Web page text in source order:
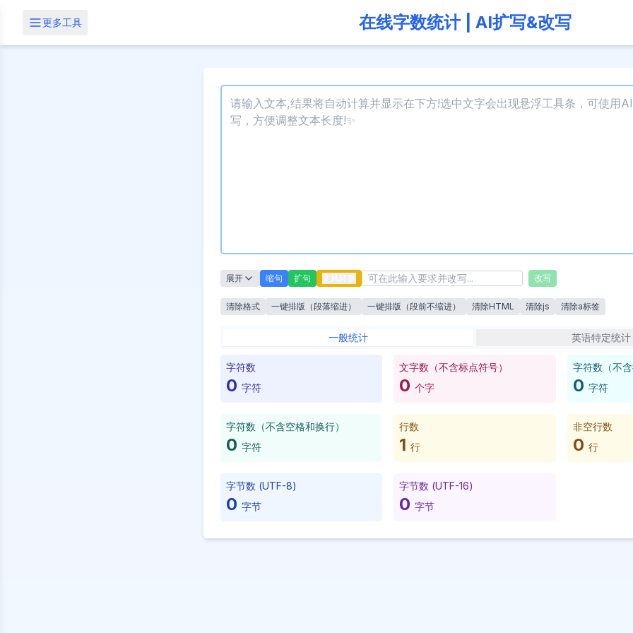
更多工具 在线字数统计 | AI扩写&改写
展开 缩句 扩句 改写
清除格式 一键排版（段落缩进） 一键排版（段前不缩进） 清除HTML 清除js 清除a标签
一般统计 英语特定统计
字符数
0 字符
文字数（不含标点符号）
0 个字
字符数（不
0 字符
字符数（不含空格和换行）
0 字符
行数
1 行
非空行数
0 行
字节数 (UTF-8)
0 字节
字节数 (UTF-16)
0 字节